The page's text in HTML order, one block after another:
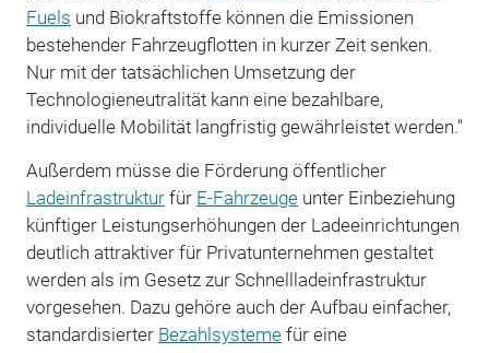
Fuels und Biokraftstoffe können die Emissionen
bestehender Fahrzeugflotten in kurzer Zeit senken.
Nur mit der tatsächlichen Umsetzung der
Technologieneutralität kann eine bezahlbare,
individuelle Mobilität langfristig gewährleistet werden."
Außerdem müsse die Förderung öffentlicher
Ladeinfrastrukturfür E-Fahrzeugeunter Einbeziehung
künftiger Leistungserhöhungen der Ladeeinrichtungen
deutlich attraktiver für Privatunternehmen gestaltet
werden als im Gesetz zur Schnellladeinfrastruktur
vorgesehen. Dazu gehöre auch der Aufbau einfacher,
standardisierter Bezahlsystemefür eine